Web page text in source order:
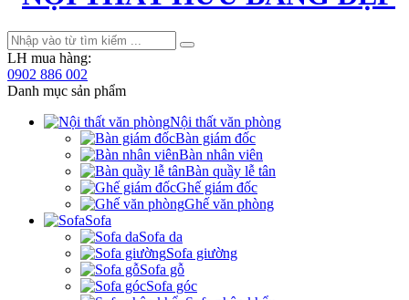
LH mua hàng:
0902 886 002
Danh mục sản phẩm
Nội thất văn phòng
Bàn giám đốc
Bàn nhân viên
Bàn quầy lễ tân
Ghế giám đốc
Ghế văn phòng
Sofa
Sofa da
Sofa giường
Sofa gỗ
Sofa góc